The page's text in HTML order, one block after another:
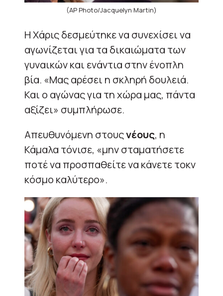
(AP Photo/Jacquelyn Martin)
Η Χάρις δεσμεύτηκε να συνεχίσει να
αγωνίζεται για τα δικαιώματα των
γυναικών και ενάντια στην ένοπλη
βία. «Μας αρέσει η σκληρή δουλειά.
Και ο αγώνας για τη χώρα μας, πάντα
αξίζει» συμπλήρωσε.
Απευθυνόμενη στουςνέους, η
Κάμαλα τόνισε, «μην σταματήσετε
ποτέ να προσπαθείτε να κάνετε τοκν
κόσμο καλύτερο».